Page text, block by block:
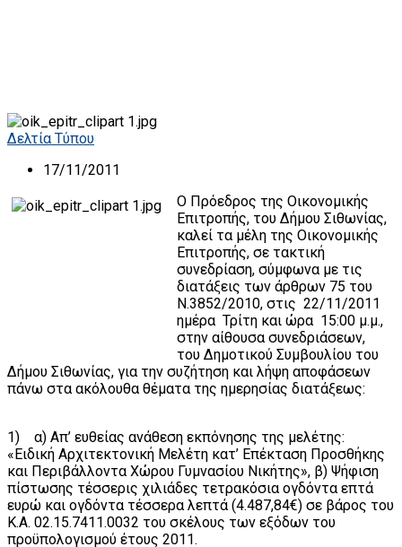
Δελτία Τύπου
17/11/2011
Ο Πρόεδρος της Οικονομικής
Επιτροπής, του Δήμου Σιθωνίας,
καλεί τα μέλη της Οικονομικής
Επιτροπής, σε τακτική
συνεδρίαση, σύμφωνα με τις
διατάξεις των άρθρων 75 του
Ν.3852/2010, στις 22/11/2011
ημέρα Τρίτη και ώρα 15:00 μ.μ.,
στην αίθουσα συνεδριάσεων,
του Δημοτικού Συμβουλίου του
Δήμου Σιθωνίας, για την συζήτηση και λήψη αποφάσεων
πάνω στα ακόλουθα θέματα της ημερησίας διατάξεως:
1) α) Απ’ ευθείας ανάθεση εκπόνησης της μελέτης:
«Ειδική Αρχιτεκτονική Μελέτη κατ’ Επέκταση Προσθήκης
και Περιβάλλοντα Χώρου Γυμνασίου Νικήτης», β) Ψήφιση
πίστωσης τέσσερις χιλιάδες τετρακόσια ογδόντα επτά
ευρώ και ογδόντα τέσσερα λεπτά (4.487,84€) σε βάρος του
Κ.Α. 02.15.7411.0032 του σκέλους των εξόδων του
προϋπολογισμού έτους 2011.